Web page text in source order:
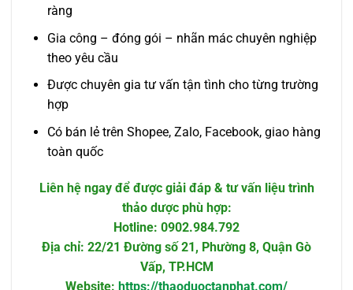
ràng
Gia công – đóng gói – nhãn mác chuyên nghiệp
theo yêu cầu
Được chuyên gia tư vấn tận tình cho từng trường
hợp
Có bán lẻ trên Shopee, Zalo, Facebook, giao hàng
toàn quốc
Liên hệ ngay để được giải đáp & tư vấn liệu trình
thảo dược phù hợp:
Hotline: 0902.984.792
Địa chỉ: 22/21 Đường số 21, Phường 8, Quận Gò
Vấp, TP.HCM
Website: https://thaoduoctanphat.com/